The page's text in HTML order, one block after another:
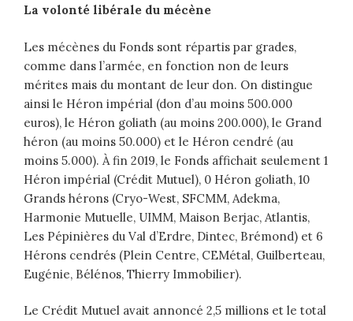
La volonté libérale du mécène
Les mécènes du Fonds sont répartis par grades,
comme dans l’armée, en fonction non de leurs
mérites mais du montant de leur don. On distingue
ainsi le Héron impérial (don d’au moins 500.000
euros), le Héron goliath (au moins 200.000), le Grand
héron (au moins 50.000) et le Héron cendré (au
moins 5.000). À fin 2019, le Fonds affichait seulement 1
Héron impérial (Crédit Mutuel), 0 Héron goliath, 10
Grands hérons (Cryo-West, SFCMM, Adekma,
Harmonie Mutuelle, UIMM, Maison Berjac, Atlantis,
Les Pépinières du Val d’Erdre, Dintec, Brémond) et 6
Hérons cendrés (Plein Centre, CEMétal, Guilberteau,
Eugénie, Bélénos, Thierry Immobilier).
Le Crédit Mutuel avait annoncé 2,5 millions et le total